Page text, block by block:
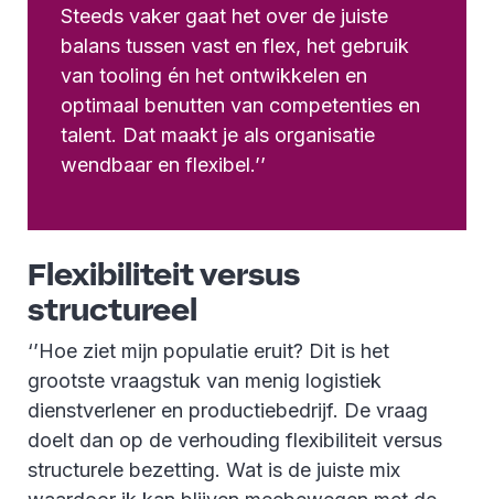
Steeds vaker gaat het over de juiste
balans tussen vast en flex, het gebruik
van tooling én het ontwikkelen en
optimaal benutten van competenties en
talent. Dat maakt je als organisatie
wendbaar en flexibel.’’
Flexibiliteit versus
structureel
‘’Hoe ziet mijn populatie eruit? Dit is het
grootste vraagstuk van menig logistiek
dienstverlener en productiebedrijf. De vraag
doelt dan op de verhouding flexibiliteit versus
structurele bezetting. Wat is de juiste mix